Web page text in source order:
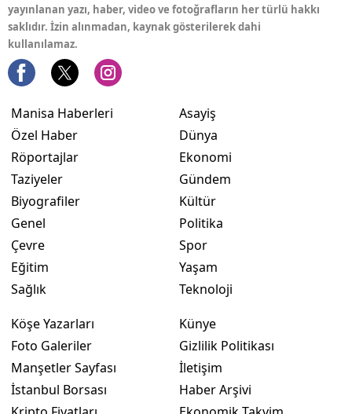
yayınlanan yazı, haber, video ve fotoğrafların her türlü hakkı
saklıdır. İzin alınmadan, kaynak gösterilerek dahi
kullanılamaz.
Manisa Haberleri
Özel Haber
Röportajlar
Taziyeler
Biyografiler
Genel
Çevre
Eğitim
Sağlık
Asayiş
Dünya
Ekonomi
Gündem
Kültür
Politika
Spor
Yaşam
Teknoloji
Köşe Yazarları
Foto Galeriler
Manşetler Sayfası
İstanbul Borsası
Künye
Gizlilik Politikası
İletişim
Haber Arşivi